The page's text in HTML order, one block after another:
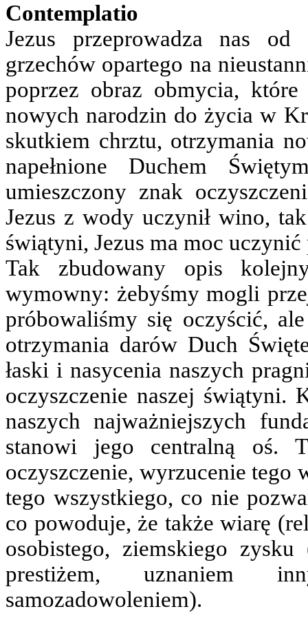
Contemplatio
Jezus przeprowadza nas od
grzechów opartego na
poprzez obraz obmycia,
nowych narodzin do życia w
skutkiem chrztu, otrzymania
napełnione Duchem
umieszczony znak
Jezus z wody uczynił wino,
świątyni, Jezus ma moc
Tak zbudowany opis
wymowny: żebyśmy mogli
próbowaliśmy się oczyścić,
otrzymania darów Duch
łaski i nasycenia naszych
oczyszczenie naszej świątyni.
naszych najważniejszych
stanowi jego centralną oś.
oczyszczenie, wyrzucenie tego
tego wszystkiego, co nie
co powoduje, że także wiarę
osobistego, ziemskiego
prestiżem, uznaniem
samozadowoleniem).